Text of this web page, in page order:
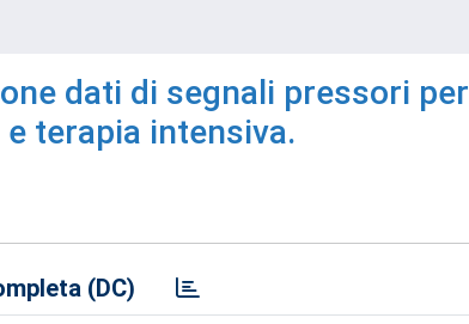
dati di segnali pressori per
terapia intensiva.
(DC)